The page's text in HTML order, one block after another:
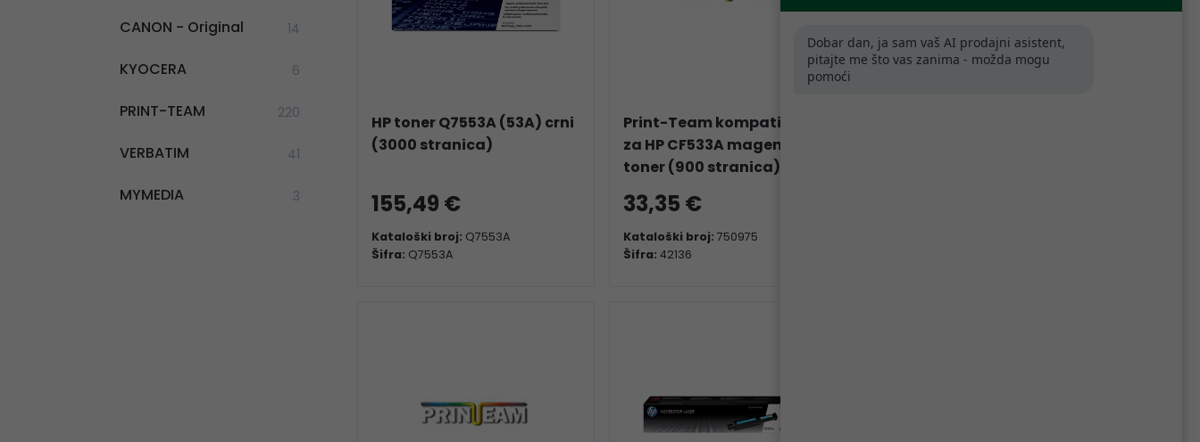
CANON - Original 14
KYOCERA 6
PRINT-TEAM 220
VERBATIM 41
MYMEDIA 3
HP toner Q7553A (53A) crni
(3000 stranica)
155,49 €
Kataloški broj: Q7553A
Šifra: Q7553A
Print-Team kompatibilno
za HP CF533A magenta
toner (900 stranica)
33,35 €
Kataloški broj: 750975
Šifra: 42136
Dobar dan, ja sam vaš AI prodajni asistent,
pitajte me što vas zanima - možda mogu
pomoći